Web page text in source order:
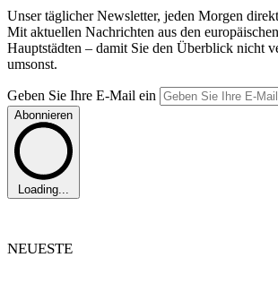
Unser täglicher Newsletter, jeden Morgen
Mit aktuellen Nachrichten aus den
Hauptstädten – damit Sie den Überblick nicht
umsonst.
Geben Sie Ihre E-Mail ein
Abonnieren
Loading...
NEUESTE